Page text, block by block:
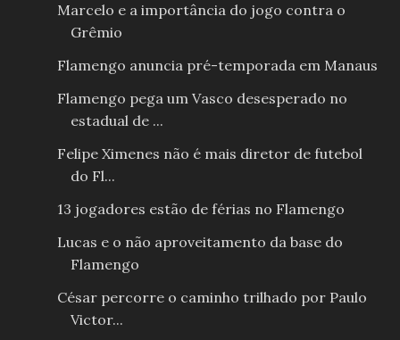
Marcelo e a importância do jogo contra o
Grêmio
Flamengo anuncia pré-temporada em Manaus
Flamengo pega um Vasco desesperado no
estadual de ...
Felipe Ximenes não é mais diretor de futebol
do Fl...
13 jogadores estão de férias no Flamengo
Lucas e o não aproveitamento da base do
Flamengo
César percorre o caminho trilhado por Paulo
Victor...